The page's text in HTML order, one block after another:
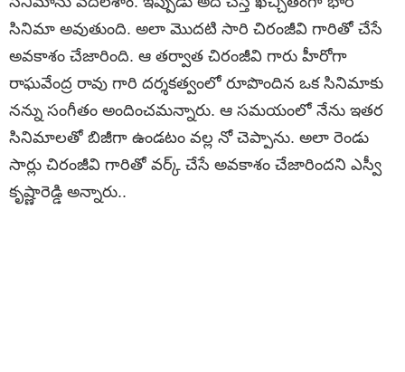
సినిమా అవుతుంది. అలా మొదటి సారి చిరంజీవి గారితో చేసే
అవకాశం చేజారింది. ఆ తర్వాత చిరంజీవి గారు హీరోగా
రాఘవేంద్ర రావు గారి దర్శకత్వంలో రూపొందిన ఒక సినిమాకు
నన్ను సంగీతం అందించమన్నారు. ఆ సమయంలో నేను ఇతర
సినిమాలతో బిజీగా ఉండటం వల్ల నో చెప్పాను. అలా రెండు
సార్లు చిరంజీవి గారితో వర్క్ చేసే అవకాశం చేజారిందని ఎస్వీ
కృష్ణారెడ్డి అన్నారు..